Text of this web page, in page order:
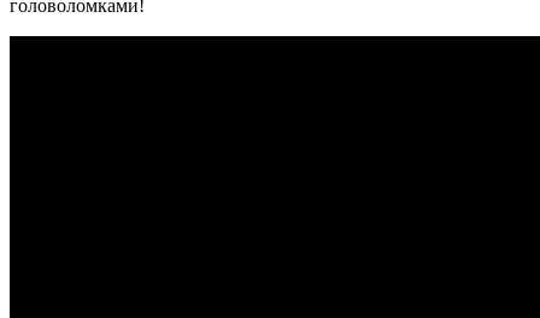
головоломками!